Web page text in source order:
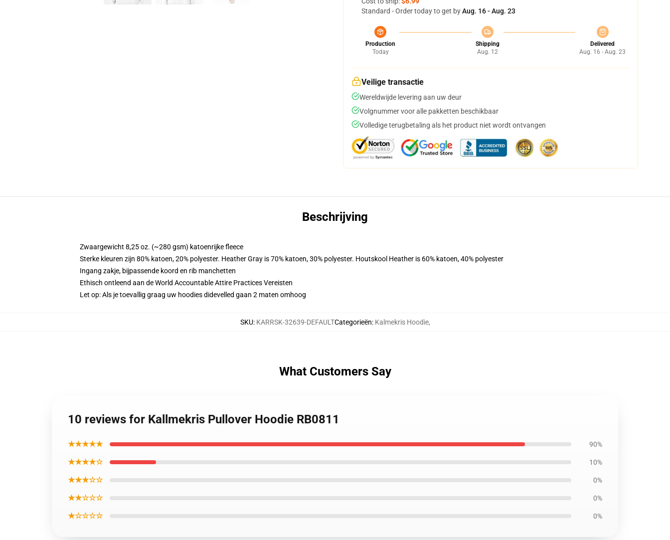
Standard - Order today to get byAug. 16 - Aug. 23
Production
Today
Shipping
Aug. 12
Delivered
Aug. 16 - Aug. 23
Veilige transactie
Wereldwijde levering aan uw deur
Volgnummer voor alle pakketten beschikbaar
Volledige terugbetaling als het product niet wordt ontvangen
Beschrijving
Zwaargewicht 8,25 oz. (~280 gsm) katoenrijke fleece
Sterke kleuren zijn 80% katoen, 20% polyester. Heather Gray is 70% katoen, 30% polyester. Houtskool Heather is 60% katoen, 40% polyester
Ingang zakje, bijpassende koord en rib manchetten
Ethisch ontleend aan de World Accountable Attire Practices Vereisten
Let op: Als je toevallig graag uw hoodies didevelled gaan 2 maten omhoog
SKU: KARRSK-32639-DEFAULTCategorieën: Kalmekris Hoodie,
What Customers Say
10 reviews for Kallmekris Pullover Hoodie RB0811
★★★★★ 90%
★★★★☆ 10%
★★★☆☆ 0%
★★☆☆☆ 0%
★☆☆☆☆ 0%